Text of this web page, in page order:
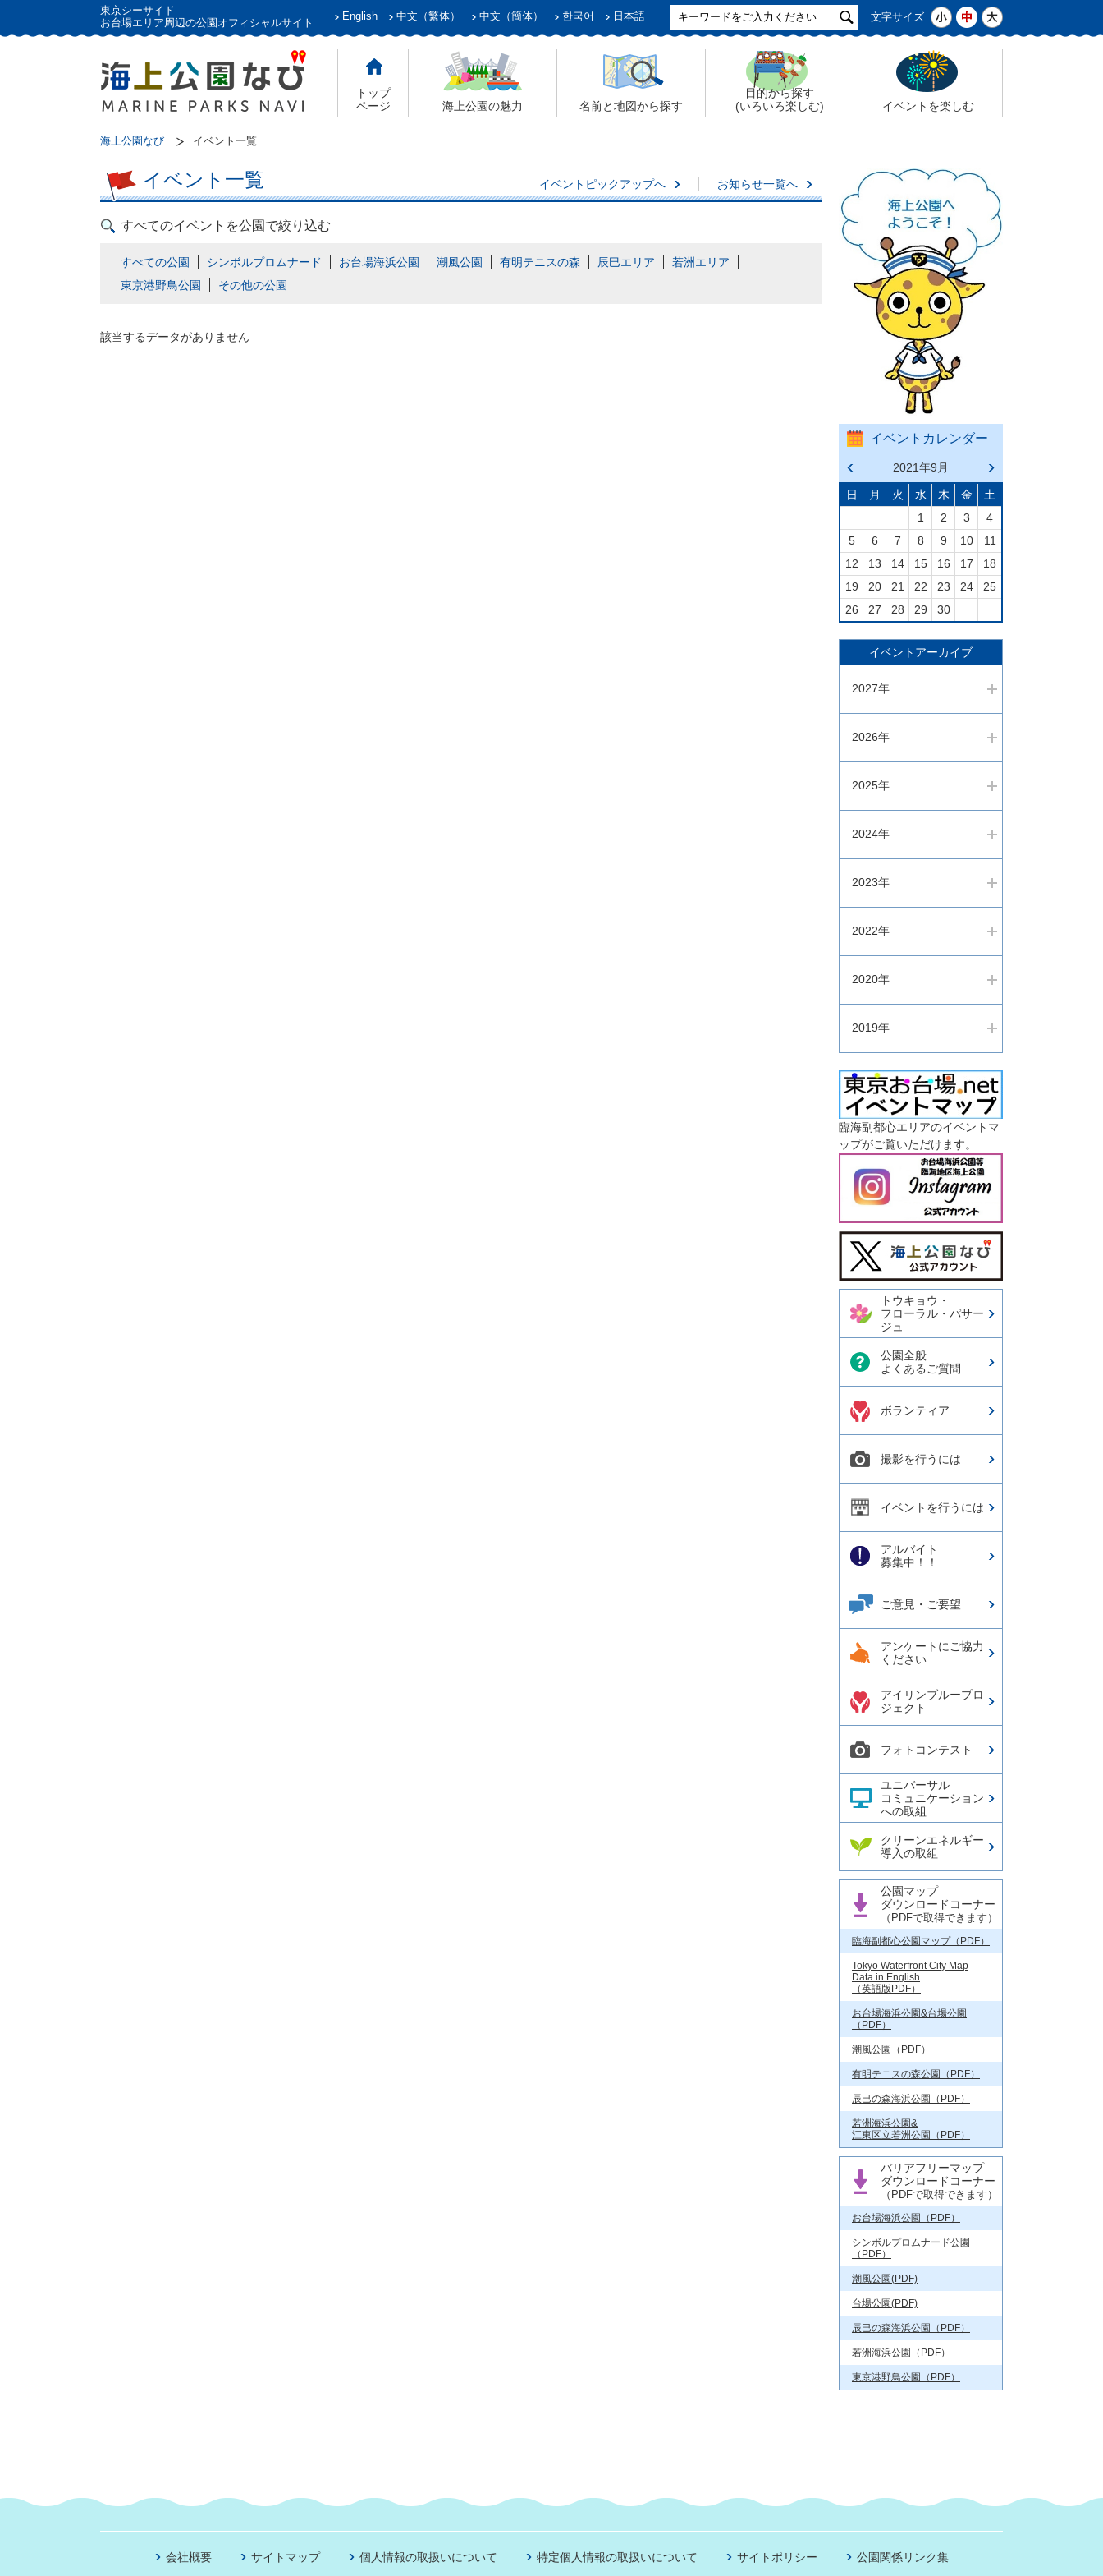
東京シーサイド
お台場エリア周辺の公園オフィシャルサイト
English 中文（繁体） 中文（簡体） 한국어 日本語 文字サイズ
トップ
ページ
海上公園の魅力 名前と地図から探す
目的から探す
(いろいろ楽しむ)
イベントを楽しむ
海上公園なび イベント一覧
イベント一覧 イベントピックアップへ お知らせ一覧へ
すべてのイベントを公園で絞り込む
すべての公園 シンボルプロムナード お台場海浜公園 潮風公園 有明テニスの森 辰巳エリア
若洲エリア
東京港野鳥公園
その他の公園
該当するデータがありません
イベントカレンダー
前の
月へ
戻る
2021年9月
次の
月へ
進む
日 月 火 水 木 金
土
1
2 3
4
5
6 7 8 9 10
11
12
13 14 15 16 17
18
19
20 21 22 23 24
25
26
27 28 29 30
イベントアーカイブ
2027年
2026年
2025年
2024年
2023年
2022年
2020年
2019年
臨海副都心エリアのイベントマ
ップがご覧いただけます。
今日の東京港埠頭㈱【公式
X】
トウキョウ・
フローラル・パサー
ジュ
公園全般
よくあるご質問
ボランティア
撮影を行うには
イベントを行うには
アルバイト
募集中！！
ご意見・ご要望
アンケートにご協力
ください
アイリンブループロ
ジェクト
フォトコンテスト
ユニバーサル
コミュニケーション
への取組
クリーンエネルギー
導入の取組
公園マップ
ダウンロードコーナー
（PDFで取得できます）
臨海副都心公園マップ（PDF）
Tokyo Waterfront City Map
Data in English
（英語版PDF）
お台場海浜公園&台場公園
（PDF）
潮風公園（PDF）
有明テニスの森公園（PDF）
辰巳の森海浜公園（PDF）
若洲海浜公園&
江東区立若洲公園（PDF）
バリアフリーマップ
ダウンロードコーナー
（PDFで取得できます）
お台場海浜公園（PDF）
シンボルプロムナード公園
（PDF）
潮風公園(PDF)
台場公園(PDF)
辰巳の森海浜公園（PDF）
若洲海浜公園（PDF）
東京港野鳥公園（PDF）
会社概要 サイトマップ 個人情報の取扱いについて 特定個人情報の取扱いについて サイトポリシー 公園関係リンク集